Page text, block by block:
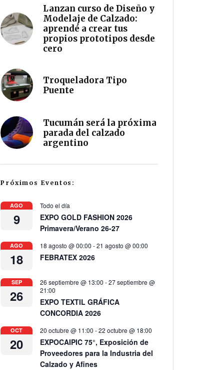
Lanzan curso de Diseño y
Modelaje de Calzado:
aprendé a crear tus
propios prototipos desde
cero
Troqueladora Tipo
Puente
Tucumán será la próxima
parada del calzado
argentino
Próximos Eventos:
AGO
9
Todo el día
EXPO GOLD FASHION 2026
Primavera/Verano 26-27
AGO
18
18 agosto @ 00:00 -21 agosto @ 00:00
FEBRATEX 2026
SEP
26
26 septiembre @ 13:00 -27 septiembre @
21:00
EXPO TEXTIL GRÁFICA
CONCORDIA 2026
OCT
20
20 octubre @ 11:00 -22 octubre @ 18:00
EXPOCAIPIC 75°, Exposición de
Proveedores para la Industria del
Calzado y Afines